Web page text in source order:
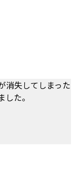
消失してしまった
た。